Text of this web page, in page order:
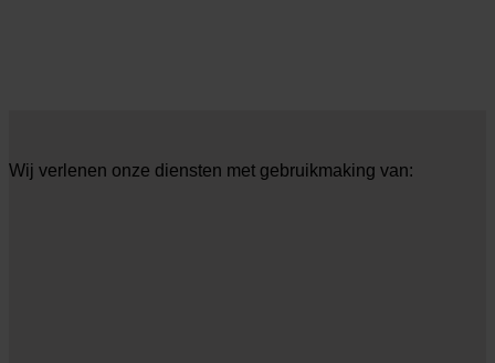
Wij verlenen onze diensten met gebruikmaking van: